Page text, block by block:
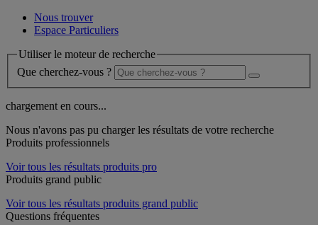
Nous trouver
Espace Particuliers
Utiliser le moteur de recherche
Que cherchez-vous ?
chargement en cours...
Nous n'avons pas pu charger les résultats de votre recherche
Produits professionnels
Voir tous les résultats produits pro
Produits grand public
Voir tous les résultats produits grand public
Questions fréquentes